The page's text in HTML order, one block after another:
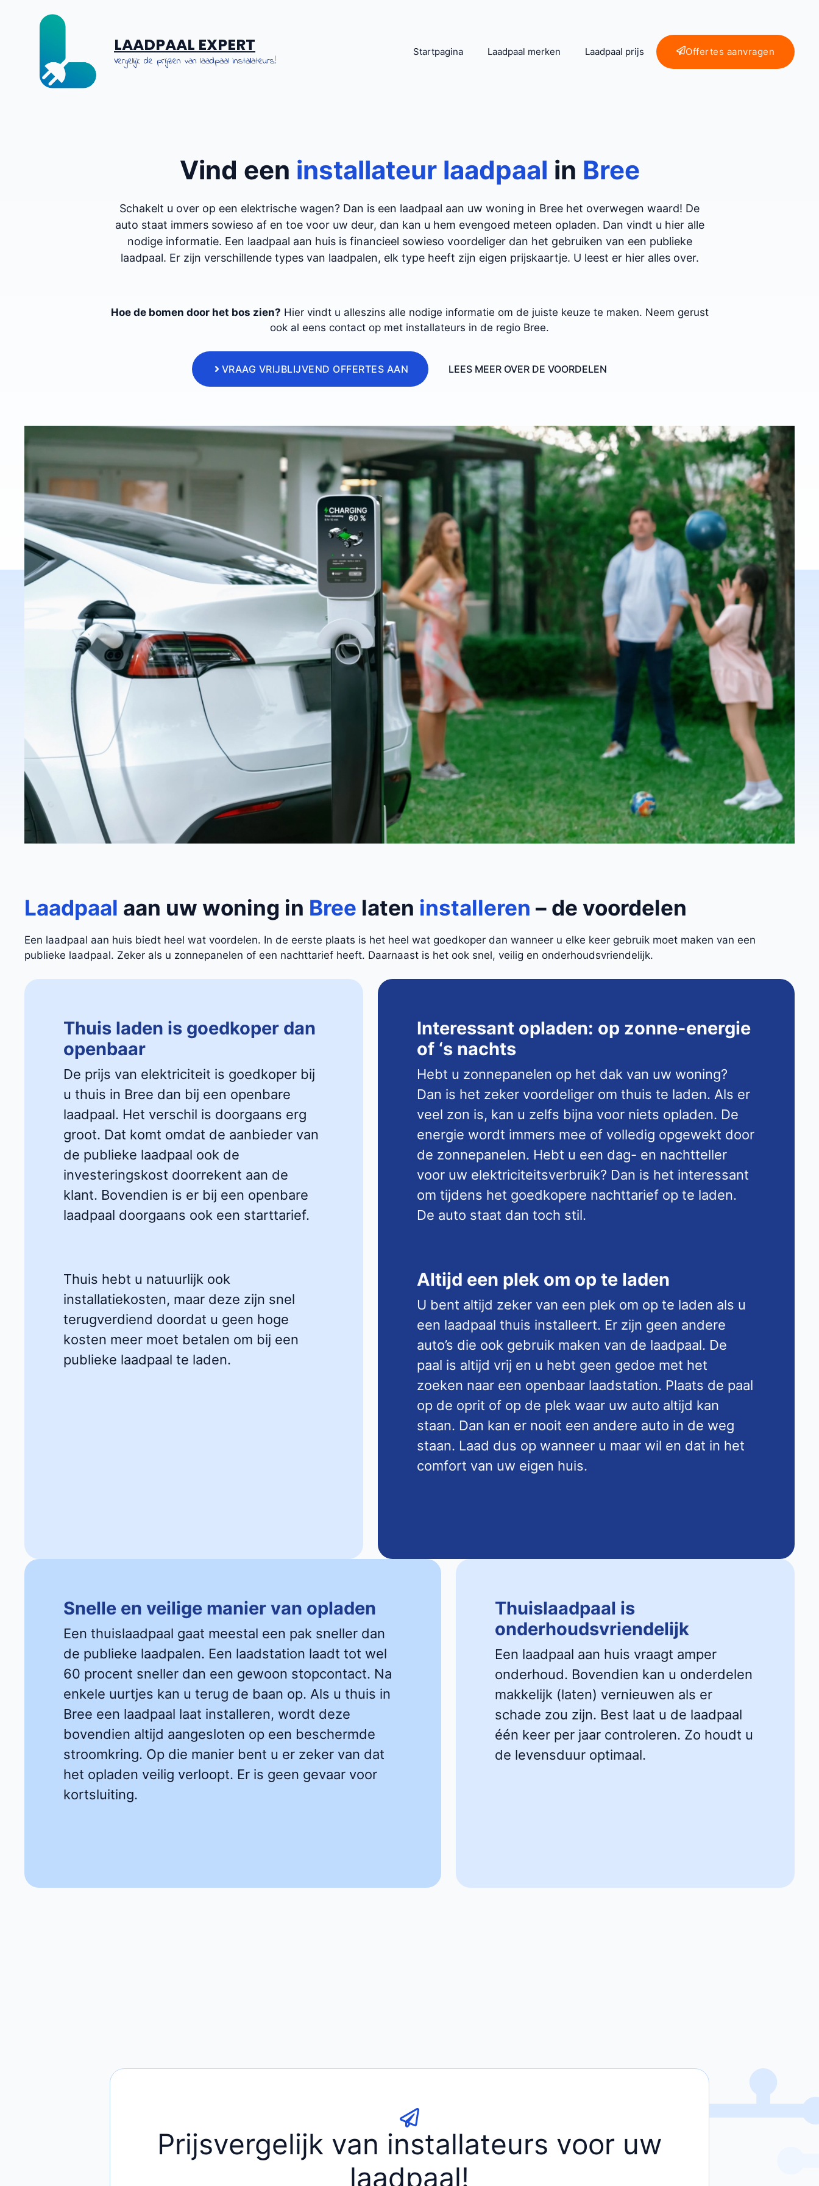
LAADPAAL EXPERT
Vergelijk de prijzen van laadpaal installateurs!
Startpagina Laadpaal merken Laadpaal prijs Offertes aanvragen
Vind een installateur laadpaal in Bree
Schakelt u over op een elektrische wagen? Dan is een laadpaal aan uw woning in Bree het overwegen waard! De
auto staat immers sowieso af en toe voor uw deur, dan kan u hem evengoed meteen opladen. Dan vindt u hier alle
nodige informatie. Een laadpaal aan huis is financieel sowieso voordeliger dan het gebruiken van een publieke
laadpaal. Er zijn verschillende types van laadpalen, elk type heeft zijn eigen prijskaartje. U leest er hier alles over.
Hoe de bomen door het bos zien? Hier vindt u alleszins alle nodige informatie om de juiste keuze te maken. Neem gerust
ook al eens contact op met installateurs in de regio Bree.
VRAAG VRIJBLIJVEND OFFERTES AAN LEES MEER OVER DE VOORDELEN
Laadpaal aan uw woning in Bree laten installeren – de voordelen
Een laadpaal aan huis biedt heel wat voordelen. In de eerste plaats is het heel wat goedkoper dan wanneer u elke keer gebruik moet maken van een
publieke laadpaal. Zeker als u zonnepanelen of een nachttarief heeft. Daarnaast is het ook snel, veilig en onderhoudsvriendelijk.
Interessant opladen: op zonne-energie
of ‘s nachts
Hebt u zonnepanelen op het dak van uw woning?
Dan is het zeker voordeliger om thuis te laden. Als er
veel zon is, kan u zelfs bijna voor niets opladen. De
energie wordt immers mee of volledig opgewekt door
de zonnepanelen. Hebt u een dag- en nachtteller
voor uw elektriciteitsverbruik? Dan is het interessant
om tijdens het goedkopere nachttarief op te laden.
De auto staat dan toch stil.
Altijd een plek om op te laden
U bent altijd zeker van een plek om op te laden als u
een laadpaal thuis installeert. Er zijn geen andere
auto’s die ook gebruik maken van de laadpaal. De
paal is altijd vrij en u hebt geen gedoe met het
zoeken naar een openbaar laadstation. Plaats de paal
op de oprit of op de plek waar uw auto altijd kan
staan. Dan kan er nooit een andere auto in de weg
staan. Laad dus op wanneer u maar wil en dat in het
comfort van uw eigen huis.
Snelle en veilige manier van opladen
Een thuislaadpaal gaat meestal een pak sneller dan
de publieke laadpalen. Een laadstation laadt tot wel
60 procent sneller dan een gewoon stopcontact. Na
enkele uurtjes kan u terug de baan op. Als u thuis in
Bree een laadpaal laat installeren, wordt deze
bovendien altijd aangesloten op een beschermde
stroomkring. Op die manier bent u er zeker van dat
het opladen veilig verloopt. Er is geen gevaar voor
kortsluiting.
Thuislaadpaal is
onderhoudsvriendelijk
Een laadpaal aan huis vraagt amper
onderhoud. Bovendien kan u onderdelen
makkelijk (laten) vernieuwen als er
schade zou zijn. Best laat u de laadpaal
één keer per jaar controleren. Zo houdt u
de levensduur optimaal.
Thuis laden is goedkoper dan
openbaar
De prijs van elektriciteit is goedkoper bij
u thuis in Bree dan bij een openbare
laadpaal. Het verschil is doorgaans erg
groot. Dat komt omdat de aanbieder van
de publieke laadpaal ook de
investeringskost doorrekent aan de
klant. Bovendien is er bij een openbare
laadpaal doorgaans ook een starttarief.
Thuis hebt u natuurlijk ook
installatiekosten, maar deze zijn snel
terugverdiend doordat u geen hoge
kosten meer moet betalen om bij een
publieke laadpaal te laden.
Prijsvergelijk van installateurs voor uw
laadpaal!